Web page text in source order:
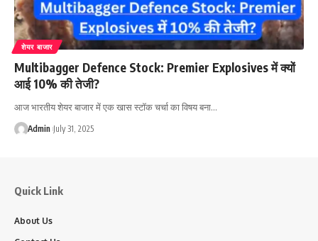
शेयर बाजार
Multibagger Defence Stock: Premier Explosives में क्यों
आई 10% की तेजी?
आज भारतीय शेयर बाजार में एक खास स्टॉक चर्चा का विषय बना…
Admin July 31, 2025
Quick Link
About Us